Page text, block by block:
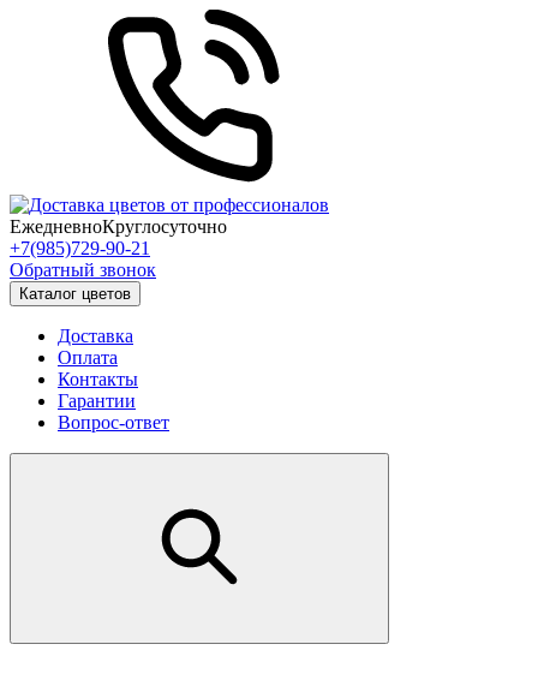
ЕжедневноКруглосуточно
+7(985)729-90-21
Обратный звонок
Каталог цветов
Доставка
Оплата
Контакты
Гарантии
Вопрос-ответ